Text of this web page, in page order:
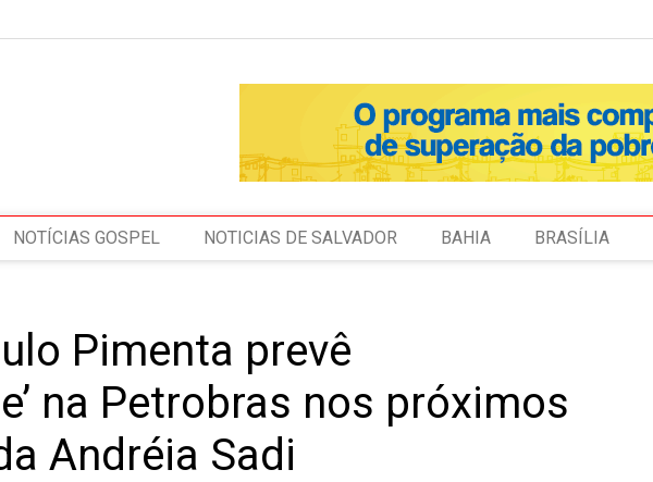
NOTÍCIAS GOSPEL NOTICIAS DE SALVADOR BAHIA BRASÍLIA
Pimenta prevê
na Petrobras nos próximos
Andréia Sadi